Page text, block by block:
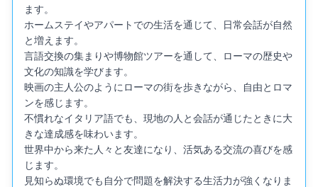
ます。
ホームステイやアパートでの生活を通じて、日常会話が自然
と増えます。
言語交換の集まりや博物館ツアーを通して、ローマの歴史や
文化の知識を学びます。
映画の主人公のようにローマの街を歩きながら、自由とロマ
ンを感じます。
不慣れなイタリア語でも、現地の人と会話が通じたときに大
きな達成感を味わいます。
世界中から来た人々と友達になり、活気ある交流の喜びを感
じます。
見知らぬ環境でも自分で問題を解決する生活力が強くなりま